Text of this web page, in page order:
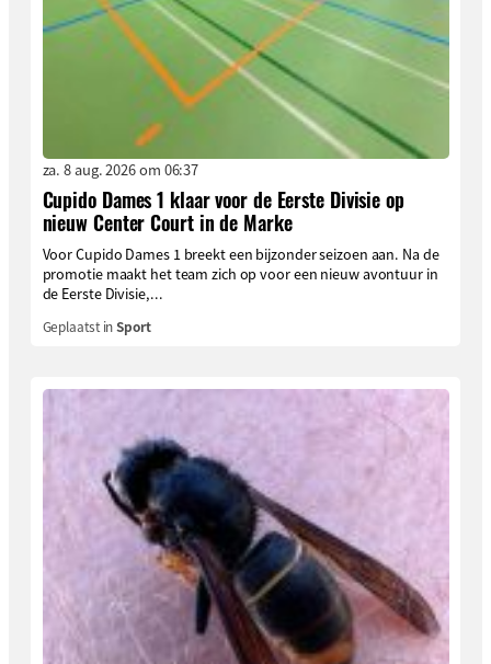
za. 8 aug. 2026 om 06:37
Cupido Dames 1 klaar voor de Eerste Divisie op
nieuw Center Court in de Marke
Voor Cupido Dames 1 breekt een bijzonder seizoen aan. Na de
promotie maakt het team zich op voor een nieuw avontuur in
de Eerste Divisie,...
Geplaatst inSport